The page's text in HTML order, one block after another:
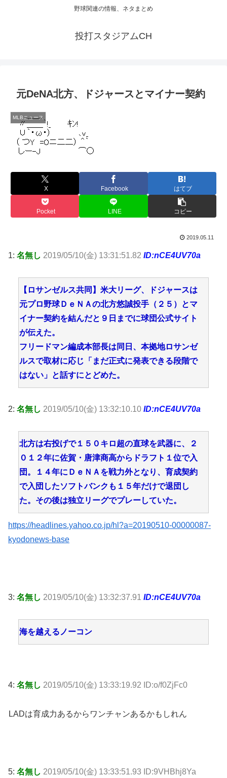
野球関連の情報、ネタまとめ
投打スタジアムCH
元DeNA北方、ドジャースとマイナー契約
MLBニュース
X Facebook はてブ
Pocket LINE コピー
2019.05.11
1: 名無し 2019/05/10(金) 13:31:51.82 ID:nCE4UV70a
【ロサンゼルス共同】米大リーグ、ドジャースは
元プロ野球ＤｅＮＡの北方悠誠投手（２５）とマ
イナー契約を結んだと９日までに球団公式サイト
が伝えた。
フリードマン編成本部長は同日、本拠地ロサンゼ
ルスで取材に応じ「まだ正式に発表できる段階で
はない」と話すにとどめた。
2: 名無し 2019/05/10(金) 13:32:10.10 ID:nCE4UV70a
北方は右投げで１５０キロ超の直球を武器に、２
０１２年に佐賀・唐津商高からドラフト１位で入
団。１４年にＤｅＮＡを戦力外となり、育成契約
で入団したソフトバンクも１５年だけで退団し
た。その後は独立リーグでプレーしていた。
https://headlines.yahoo.co.jp/hl?a=20190510-00000087-
kyodonews-base
3: 名無し 2019/05/10(金) 13:32:37.91 ID:nCE4UV70a
海を越えるノーコン
4: 名無し 2019/05/10(金) 13:33:19.92 ID:o/f0ZjFc0
LADは育成力あるからワンチャンあるかもしれん
5: 名無し 2019/05/10(金) 13:33:51.93 ID:9VHBhj8Ya